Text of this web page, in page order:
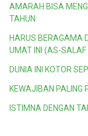
AMARAH BISA
TAHUN
HARUS BERAGAMA
UMAT INI (AS-
DUNIA INI KOTOR
KEWAJIBAN
ISTIMNA DENGAN